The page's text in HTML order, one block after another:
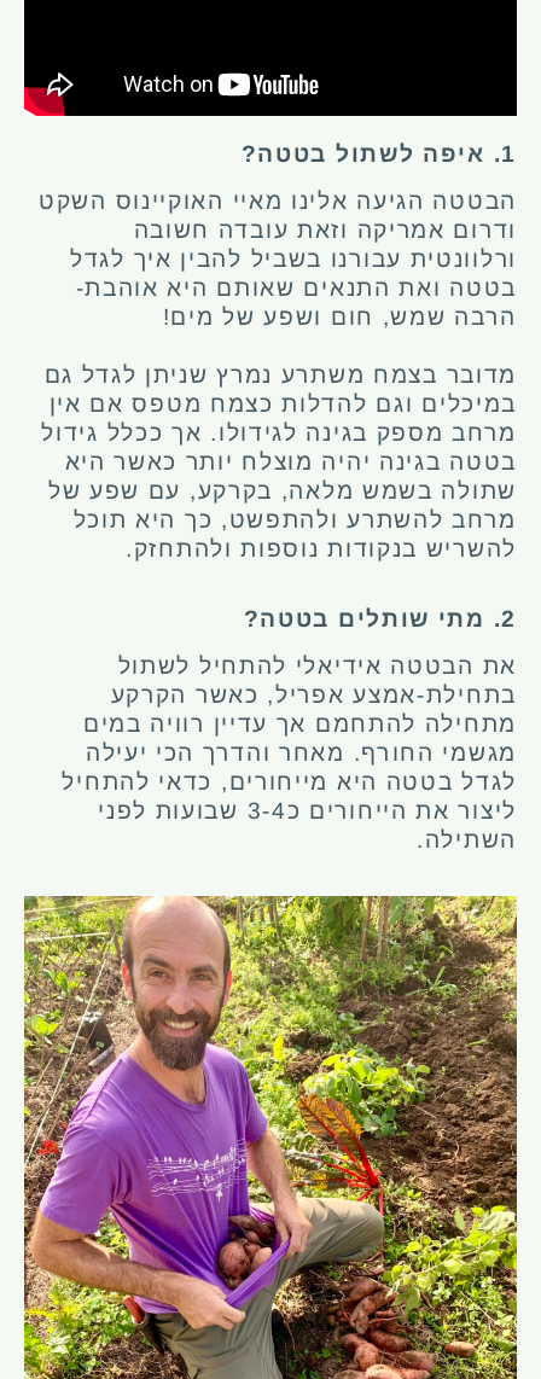
1. איפה לשתול בטטה?
הבטטה הגיעה אלינו מאיי האוקיינוס השקט
ודרום אמריקה וזאת עובדה חשובה
ורלוונטית עבורנו בשביל להבין איך לגדל
בטטה ואת התנאים שאותם היא אוהבת-
הרבה שמש, חום ושפע של מים!
מדובר בצמח משתרע נמרץ שניתן לגדל גם
במיכלים וגם להדלות כצמח מטפס אם אין
מרחב מספק בגינה לגידולו. אך ככלל גידול
בטטה בגינה יהיה מוצלח יותר כאשר היא
שתולה בשמש מלאה, בקרקע, עם שפע של
מרחב להשתרע ולהתפשט, כך היא תוכל
להשריש בנקודות נוספות ולהתחזק.
2. מתי שותלים בטטה?
את הבטטה אידיאלי להתחיל לשתול
בתחילת-אמצע אפריל, כאשר הקרקע
מתחילה להתחמם אך עדיין רוויה במים
מגשמי החורף. מאחר והדרך הכי יעילה
לגדל בטטה היא מייחורים, כדאי להתחיל
ליצור את הייחורים כ3-4 שבועות לפני
השתילה.